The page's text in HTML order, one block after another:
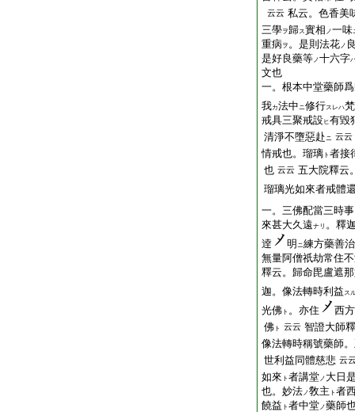
云云 私云。色香美
三學ヲ歸ス實相 ノ一味
重病 ヲ 。是則法花ノ
是好良藥等ノ十六字
文也
一。根本中堂藥師
我カ法中ニ修行スレハ
戒具三聚戒設ヒ有毀
清淨不墮惡赴ニ 云云
情戒也。瑠璃 ト 者接
也 云云 五大院釋云
瑠璃光如來者戒體
一。三佛配當三時
來甚大久遠ナリ 。釋
逹
明 ニ練方藥善治
無量阿僧祇劫常住
釋云。歸命毘盧遮
迦。像法轉時利益 ス
光佛 ト 。亦住
西方
佛 ト 云云 智證大師
像法轉時稱號藥師
世利益同體慈悲 云
如來 ト 者講堂ノ 大日
也。妙法ノ敎主 ト 者
饒益 ト 者中堂ノ藥師